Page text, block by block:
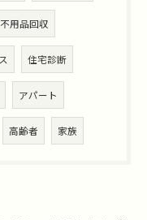
不用品回収
住宅診断
アパート
高齢者 家族